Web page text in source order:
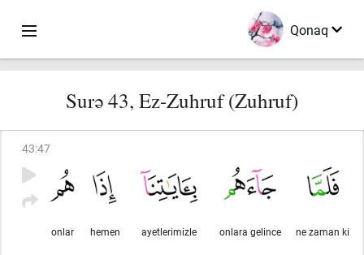
Qonaq
Surə 43, Ez-Zuhruf (Zuhruf)
43:47
ne zaman ki
onlara gelince
ayetlerimizle
hemen
onlar